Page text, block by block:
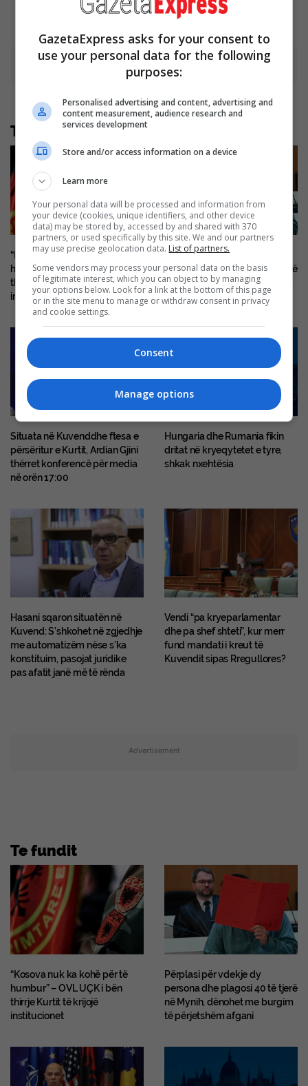
Advertisement
Të tjera nga rubrika
“Kosova nuk ka kohë për të
humbur” – OVL UÇK i bën
thirrje Kurtit të krijojë
institucionet
Përplasi për vdekje dy
persona dhe plagosi 40 të tjerë
në Mynih, dënohet me burgim
të përjetshëm afgani
Situata në Kuvenddhe ftesa e
përsëritur e Kurtit, Ardian Gjini
thërret konferencë për media
në orën 17:00
Hungaria dhe Rumania fikin
dritat në kryeqytetet e tyre,
shkak nxehtësia
Hasani sqaron situatën në
Kuvend: S’shkohet në zgjedhje
me automatizëm nëse s’ka
konstituim, pasojat juridike
pas afatit janë më të rënda
Vendi “pa kryeparlamentar
dhe pa shef shteti”, kur merr
fund mandati i kreut të
Kuvendit sipas Rregullores?
Advertisement
Te fundit
“Kosova nuk ka kohë për të
humbur” – OVL UÇK i bën
thirrje Kurtit të krijojë
institucionet
Përplasi për vdekje dy
persona dhe plagosi 40 të tjerë
në Mynih, dënohet me burgim
të përjetshëm afgani
GazetaExpress asks for your consent to
use your personal data for the following
purposes:
Personalised advertising and content, advertising and
content measurement, audience research and
services development
Store and/or access information on a device
Learn more
Your personal data will be processed and information from
your device (cookies, unique identifiers, and other device
data) may be stored by, accessed by and shared with 370
partners, or used specifically by this site. We and our partners
may use precise geolocation data. List of partners.
Some vendors may process your personal data on the basis
of legitimate interest, which you can object to by managing
your options below. Look for a link at the bottom of this page
or in the site menu to manage or withdraw consent in privacy
and cookie settings.
Consent
Manage options